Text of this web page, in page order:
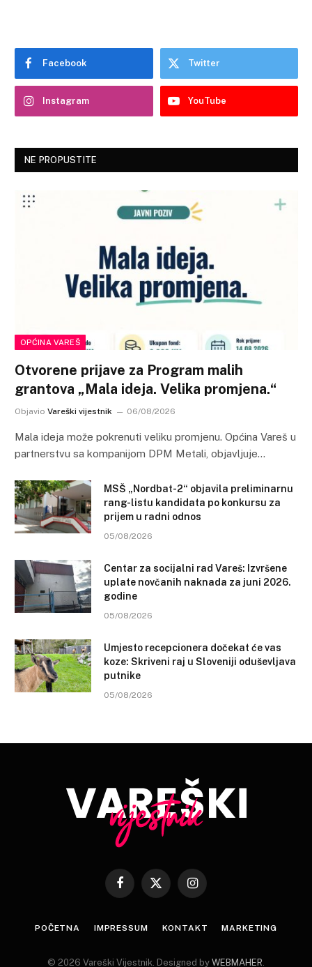
Facebook Twitter
Instagram YouTube
NE PROPUSTITE
OPĆINA VAREŠ
Otvorene prijave za Program malih
grantova „Mala ideja. Velika promjena.“
Objavio Vareški vijestnik 06/08/2026
Mala ideja može pokrenuti veliku promjenu. Općina Vareš u
partnerstvu sa kompanijom DPM Metali, objavljuje…
MSŠ „Nordbat-2“ objavila preliminarnu
rang-listu kandidata po konkursu za
prijem u radni odnos
05/08/2026
Centar za socijalni rad Vareš: Izvršene
uplate novčanih naknada za juni 2026.
godine
05/08/2026
Umjesto recepcionera dočekat će vas
koze: Skriveni raj u Sloveniji oduševljava
putnike
05/08/2026
Facebook
X
Instagram
POČETNA IMPRESSUM KONTAKT MARKETING
© 2026 Vareški Vijestnik. Designed by WEBMAHER